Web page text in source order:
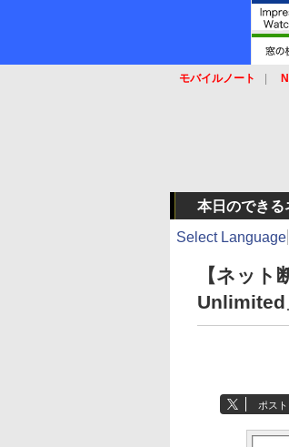
モバイルノート
本日のできる
Select Language
【ネッ
Unlimited
ポスト